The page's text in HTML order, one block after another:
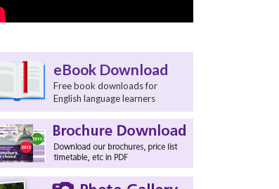
eBook Download
Free book downloads for
English language learners